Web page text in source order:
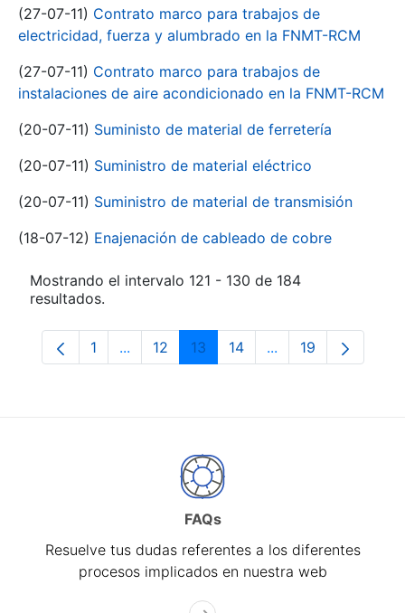
(27-07-11) Contrato marco para trabajos de
electricidad, fuerza y alumbrado en la FNMT-RCM
(27-07-11) Contrato marco para trabajos de
instalaciones de aire acondicionado en la FNMT-RCM
(20-07-11) Suministo de material de ferretería
(20-07-11) Suministro de material eléctrico
(20-07-11) Suministro de material de transmisión
(18-07-12) Enajenación de cableado de cobre
Mostrando el intervalo 121 - 130 de 184
resultados.
Página
1 ...Páginas intermedias Use TAB para
Página
12 Página
13 Página
14 ...PáginasPágina
19
FAQs
Resuelve tus dudas referentes a los diferentes
procesos implicados en nuestra web